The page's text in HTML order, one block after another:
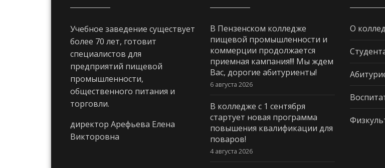
Учебное заведение существует
более 70 лет, готовит
специалистов для
предприятий пищевой
промышленности,
общественного питания и
торговли.
директор Арефьева Елена
Викторовна
В Пензенском колледже
пищевой промышленности и
коммерции продолжается
приемная кампания!!! Мы ждем
Вас, дорогие абитуриенты!
6 августа 2026
В колледже с 1 сентября
стартует новая программа
повышения квалификации для
поваров!
4 августа 2026
О